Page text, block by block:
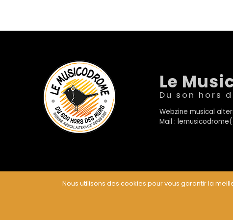
Le
Du son hors
Webzine musical
Mail :
Nous utilisons des cookies pour vous garantir la